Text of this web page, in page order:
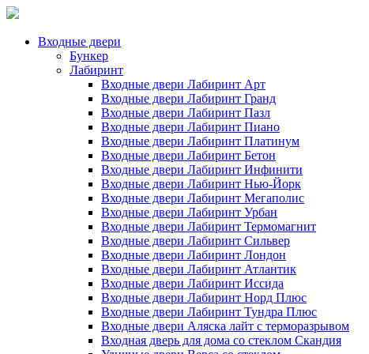
Входные двери
Бункер
Лабиринт
Входные двери Лабиринт Арт
Входные двери Лабиринт Гранд
Входные двери Лабиринт Пазл
Входные двери Лабиринт Пиано
Входные двери Лабиринт Платинум
Входные двери Лабиринт Бетон
Входные двери Лабиринт Инфинити
Входные двери Лабиринт Нью-Йорк
Входные двери Лабиринт Мегаполис
Входные двери Лабиринт Урбан
Входные двери Лабиринт Термомагнит
Входные двери Лабиринт Сильвер
Входные двери Лабиринт Лондон
Входные двери Лабиринт Атлантик
Входные двери Лабиринт Иссида
Входные двери Лабиринт Норд Плюс
Входные двери Лабиринт Тундра Плюс
Входные двери Аляска лайт с терморазрывом
Входная дверь для дома со стеклом Скандия